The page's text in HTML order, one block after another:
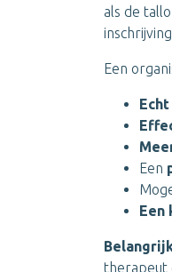
als de
Een
Een
Een
therapeut